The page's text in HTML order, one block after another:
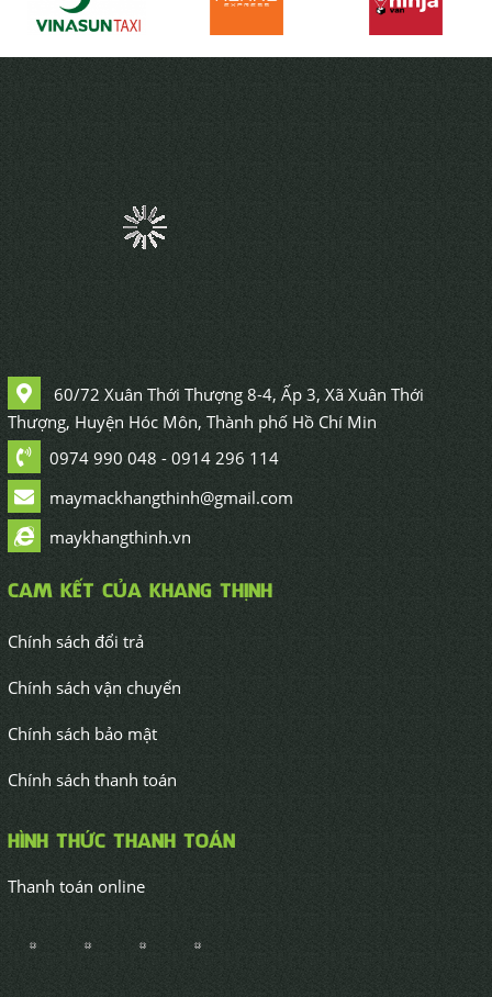
60/72 Xuân Thới Thượng 8-4, Ấp 3, Xã Xuân Thới
Thượng, Huyện Hóc Môn, Thành phố Hồ Chí Min
0974 990 048 - 0914 296 114
maymackhangthinh@gmail.com
maykhangthinh.vn
CAM KẾT CỦA KHANG THỊNH
Chính sách đổi trả
Chính sách vận chuyển
Chính sách bảo mật
Chính sách thanh toán
HÌNH THỨC THANH TOÁN
Thanh toán online